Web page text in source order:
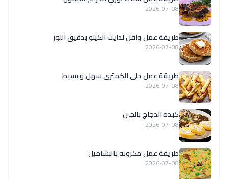
2026-07-08
طريقة عمل وافل لدايت الكيتو بدقيق اللوز
2026-07-08
طريقة عمل حلى الكمثرى سهل و بسيط
2026-07-08
كبدة الدجاج بالجبن
2026-07-08
طريقة عمل مكرونة بالبشاميل
2026-07-08